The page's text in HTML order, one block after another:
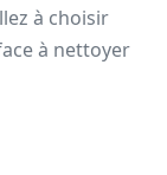
à choisir
à nettoyer